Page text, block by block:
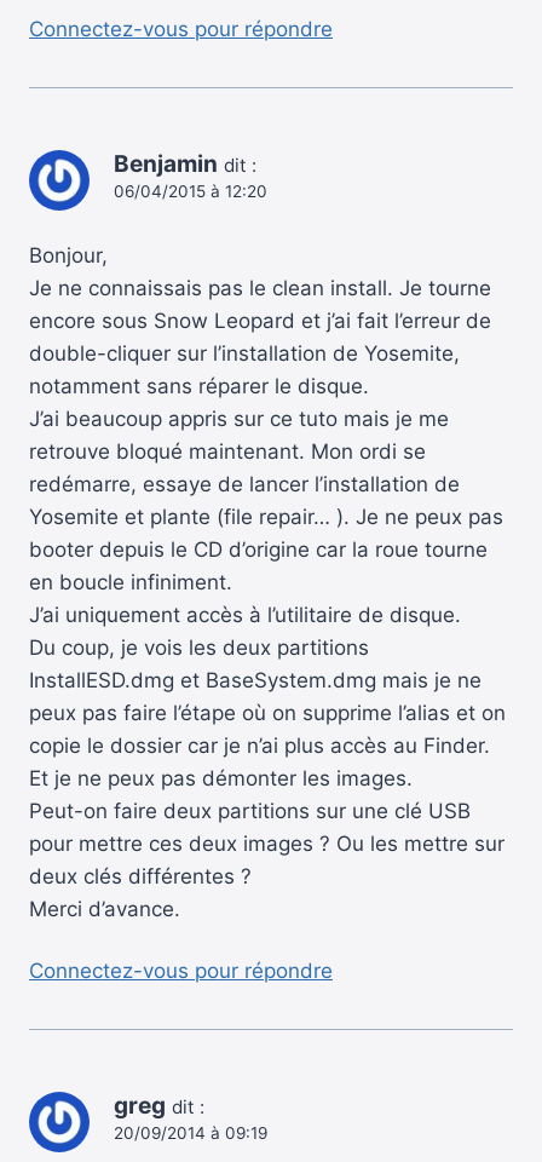
Connectez-vous pour répondre
Benjamin dit :
06/04/2015 à 12:20
Bonjour,
Je ne connaissais pas le clean install. Je tourne
encore sous Snow Leopard et j’ai fait l’erreur de
double-cliquer sur l’installation de Yosemite,
notamment sans réparer le disque.
J’ai beaucoup appris sur ce tuto mais je me
retrouve bloqué maintenant. Mon ordi se
redémarre, essaye de lancer l’installation de
Yosemite et plante (file repair… ). Je ne peux pas
booter depuis le CD d’origine car la roue tourne
en boucle infiniment.
J’ai uniquement accès à l’utilitaire de disque.
Du coup, je vois les deux partitions
InstallESD.dmg et BaseSystem.dmg mais je ne
peux pas faire l’étape où on supprime l’alias et on
copie le dossier car je n’ai plus accès au Finder.
Et je ne peux pas démonter les images.
Peut-on faire deux partitions sur une clé USB
pour mettre ces deux images ? Ou les mettre sur
deux clés différentes ?
Merci d’avance.
Connectez-vous pour répondre
greg dit :
20/09/2014 à 09:19